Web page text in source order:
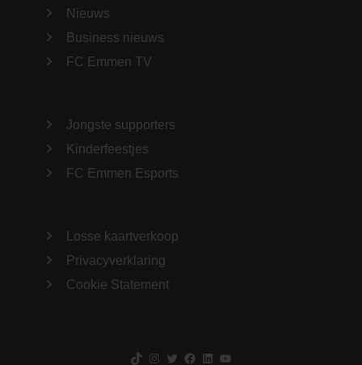
Nieuws
Business nieuws
FC Emmen TV
Jongste supporters
Kinderfeestjes
FC Emmen Esports
Losse kaartverkoop
Privacyverklaring
Cookie Statement